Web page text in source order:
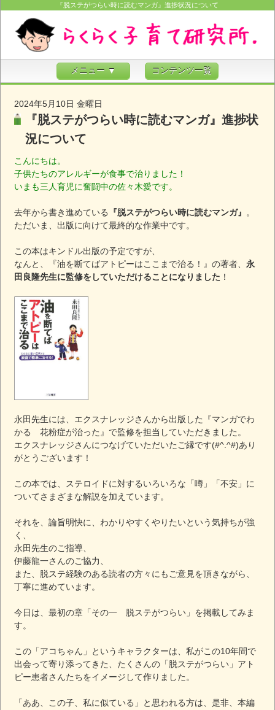
『脱ステがつらい時に読むマンガ』進捗状況について
メニュー ▼ コンテンツ一覧
2024年5月10日 金曜日
『脱ステがつらい時に読むマンガ』進捗状
況について
こんにちは。
子供たちのアレルギーが食事で治りました！
いまも三人育児に奮闘中の佐々木愛です。
去年から書き進めている 『脱ステがつらい時に読むマンガ』
。
ただいま、出版に向けて最終的な作業中です。
この本はキンドル出版の予定ですが、
なんと、『油を断てばアトピーはここまで治る！』の著者、永
田良隆先生に監修をしていただけることになりました ！
永田先生には、エクスナレッジさんから出版した『マンガでわ
かる 花粉症が治った』で監修を担当していただきました。
エクスナレッジさんにつなげていただいたご縁です(#^.^#)あり
がとうございます！
この本では、ステロイドに対するいろいろな「噂」「不安」に
ついてさまざまな解説を加えています。
それを、論旨明快に、わかりやすくやりたいという気持ちが強
く、
永田先生のご指導、
伊藤龍一さんのご協力、
また、脱ステ経験のある読者の方々にもご意見を頂きながら、
丁寧に進めています。
今日は、最初の章「その一 脱ステがつらい」を掲載してみま
す。
この「アコちゃん」というキャラクターは、私がこの10年間で
出会って寄り添ってきた、たくさんの「脱ステがつらい」アト
ピー患者さんたちをイメージして作りました。
「ああ、この子、私に似ている」と思われる方は、是非、本編